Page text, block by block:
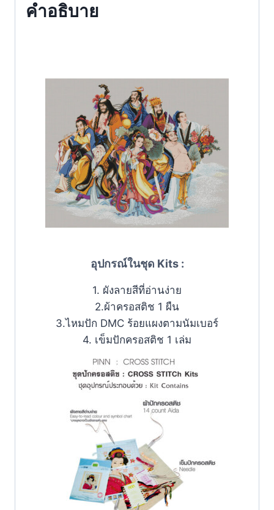
คำอธิบาย
อุปกรณ์ในชุด Kits :
1. ผังลายสีที่อ่านง่าย
2.ผ้าครอสติช 1 ผืน
3.ไหมปัก DMC ร้อยแผงตามนัมเบอร์
4. เข็มปักครอสติช 1 เล่ม